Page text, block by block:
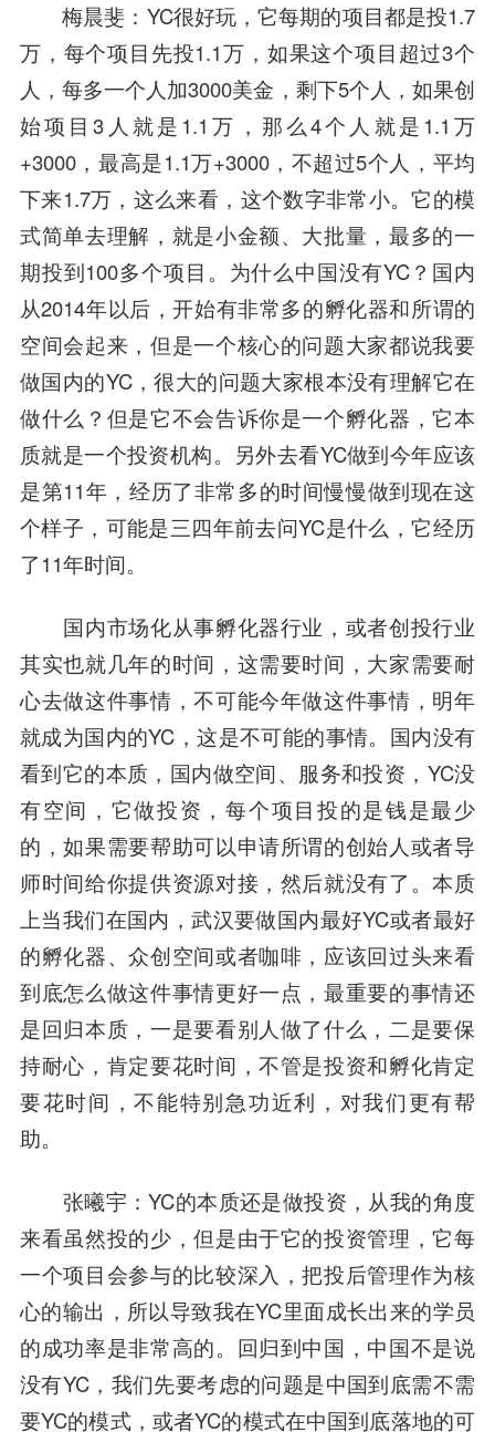
梅晨斐 ：YC很好玩，它每期的项目都是投1.7
万，每个项目先投1.1万，如果这个项目超过3个
人，每多一个人加3000美金，剩下5个人，如果创
始项目3人就是1.1万，那么4个人就是1.1万
+3000，最高是1.1万+3000，不超过5个人，平均
下来1.7万，这么来看，这个数字非常小。它的模
式简单去理解，就是小金额、大批量，最多的一
期投到100多个项目。为什么中国没有YC？国内
从2014年以后，开始有非常多的孵化器和所谓的
空间会起来，但是一个核心的问题大家都说我要
做国内的YC，很大的问题大家根本没有理解它在
做什么？但是它不会告诉你是一个孵化器，它本
质就是一个投资机构。另外去看YC做到今年应该
是第11年，经历了非常多的时间慢慢做到现在这
个样子，可能是三四年前去问YC是什么，它经历
了11年时间。
国内市场化从事孵化器行业，或者创投行业
其实也就几年的时间，这需要时间，大家需要耐
心去做这件事情，不可能今年做这件事情，明年
就成为国内的YC，这是不可能的事情。国内没有
看到它的本质，国内做空间、服务和投资，YC没
有空间，它做投资，每个项目投的是钱是最少
的，如果需要帮助可以申请所谓的创始人或者导
师时间给你提供资源对接，然后就没有了。本质
上当我们在国内，武汉要做国内最好YC或者最好
的孵化器、众创空间或者咖啡，应该回过头来看
到底怎么做这件事情更好一点，最重要的事情还
是回归本质，一是要看别人做了什么，二是要保
持耐心，肯定要花时间，不管是投资和孵化肯定
要花时间，不能特别急功近利，对我们更有帮
助。
张曦宇 ：YC的本质还是做投资，从我的角度
来看虽然投的少，但是由于它的投资管理，它每
一个项目会参与的比较深入，把投后管理作为核
心的输出，所以导致我在YC里面成长出来的学员
的成功率是非常高的。回归到中国，中国不是说
没有YC，我们先要考虑的问题是中国到底需不需
要YC的模式，或者YC的模式在中国到底落地的可